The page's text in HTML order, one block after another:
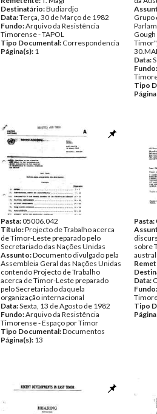
Destinatário:Budiardjo
Data:Terça, 30 de Março de 1982
Fundo:Arquivo da Resistência
Timorense - TAPOL
Tipo Documental: Correspondencia
Página(s): 1
Grupo
Data:
Fundo:
Tipo
Pasta:05006.042
Título:Projecto de Trabalho acerca
de Timor-Leste preparado pelo
Secretariado das Nações Unidas
Assunto:Documento divulgado pela
Assembleia Geral das Nações Unidas
contendo Projecto de Trabalho
acerca de Timor-Leste preparado
pelo Secretariado daquela
organização internacional
Data:Sexta, 13 de Agosto de 1982
Fundo:Arquivo da Resistência
Timorense - Espaço por Timor
Tipo Documental:Documentos
Página(s): 13
Pasta:
sobre
Data:
Fundo:
Tipo